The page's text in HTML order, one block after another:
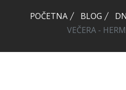
POČETNA BLOG
VEČERA -